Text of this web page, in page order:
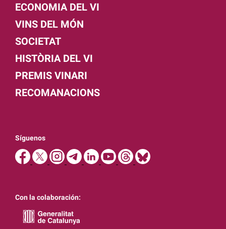
ECONOMIA DEL VI
VINS DEL MÓN
SOCIETAT
HISTÒRIA DEL VI
PREMIS VINARI
RECOMANACIONS
Síguenos
Con la colaboración: